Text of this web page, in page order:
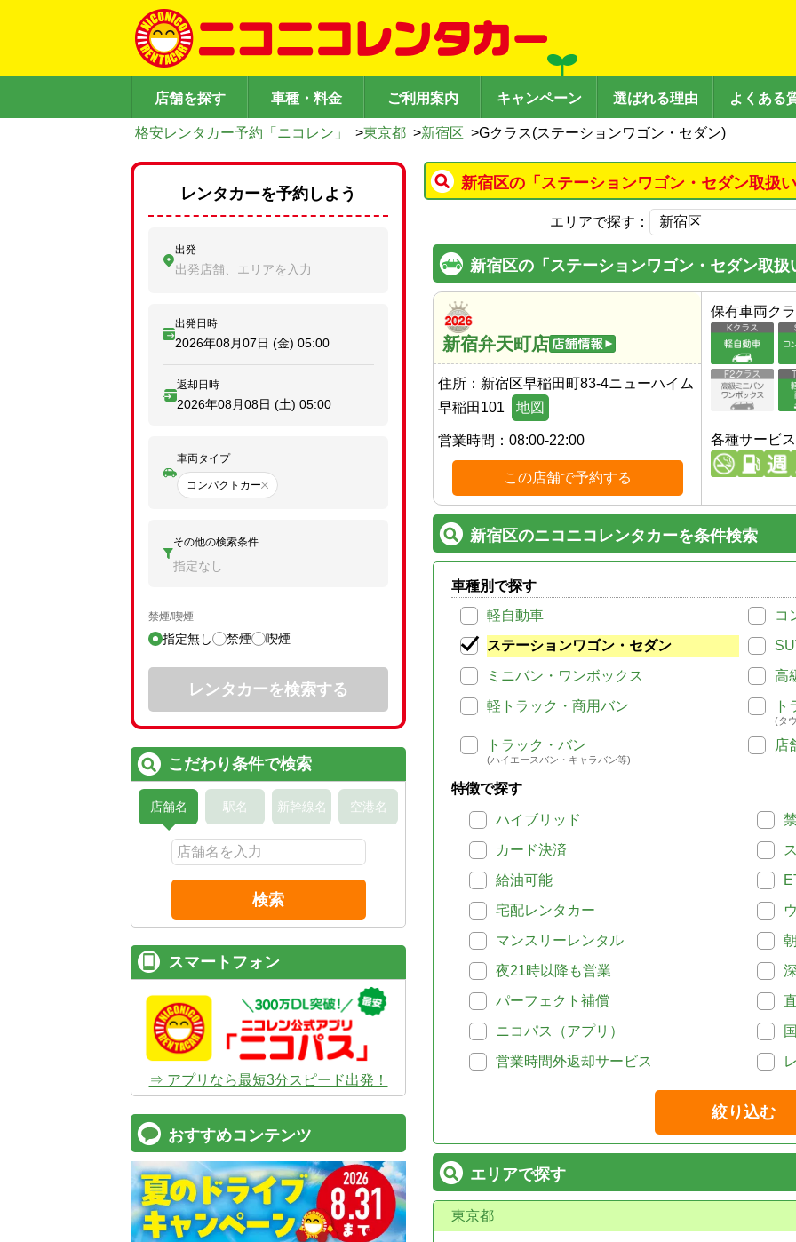
店舗を探す 車種・料金 ご利用案内 キャンペーン 選ばれる理由 よくある
格安レンタカー予約「ニコレン」 >東京都 >新宿区 >Gクラス(ステーションワゴン・セダン)
新宿区の「ステーションワゴン・セダン取扱
エリアで探す：
新宿区の「ステーションワゴン・セダン取
新宿弁天町店
住所： 新宿区早稲田町83-4ニューハイム
早稲田101
地図
営業時間： 08:00-22:00
この店舗で予約する
保有車両ク
各種サービス
新宿区のニコニコレンタカーを条件検索
車種別で探す
軽自動車
コ
ステーションワゴン・セダン
ミニバン・ワンボックス
高
軽トラック・商用バン
ト
(タ
トラック・バン
(ハイエースバン・キャラバン等)
店
特徴で探す
ハイブリッド
カード決済
給油可能
宅配レンタカー
マンスリーレンタル
夜21時以降も営業
パーフェクト補償
ニコパス（アプリ）
営業時間外返却サービス
絞り込む
エリアで探す
東京都
レンタカーを予約しよう
出発
出発店舗、エリアを入力
出発日時
2026年08月07日 (金) 05:00
返却日時
2026年08月08日 (土) 05:00
車両タイプ
コンパクトカー
その他の検索条件
指定なし
禁煙/喫煙
指定無し 禁煙 喫煙
レンタカーを検索する
こだわり条件で検索
店舗名 駅名 新幹線名 空港名
検索
スマートフォン
⇒ アプリなら最短3分スピード出発！
おすすめコンテンツ